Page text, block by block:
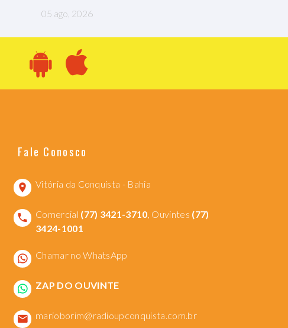
05 ago, 2026
Fale Conosco
Vitória da Conquista - Bahia
Comercial (77) 3421-3710, Ouvintes (77)
3424-1001
Chamar no WhatsApp
ZAP DO OUVINTE
marioborim@radioupconquista.com.br